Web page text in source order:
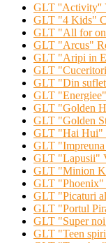
GLT ''Activity''
GLT "4 Kids"
GLT "All for
GLT "Arcus"
GLT "Aripi in
GLT
GLT "Din
GLT
GLT "Golden
GLT "Golden
GLT "Hai Hui"
GLT
GLT "Lapusii"
GLT "Minion
GLT "Phoenix"
GLT "Picaturi
GLT "Portul
GLT "Super
GLT "Teen